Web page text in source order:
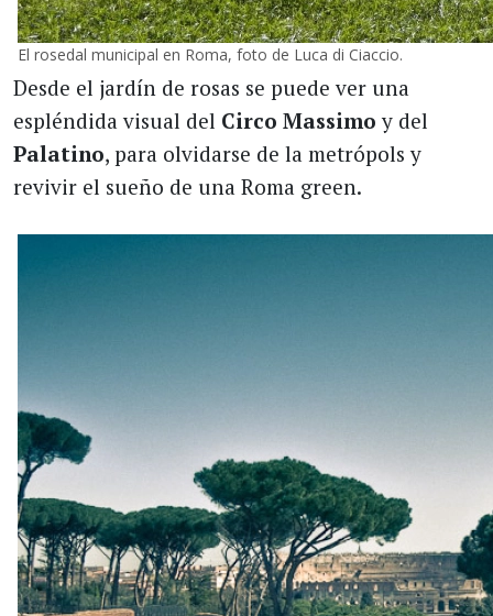
El rosedal municipal en Roma, foto de Luca di Ciaccio.
Desde el jardín de rosas se puede ver una
espléndida visual del Circo Massimo y del
Palatino, para olvidarse de la metrópols y
revivir el sueño de una Roma green.